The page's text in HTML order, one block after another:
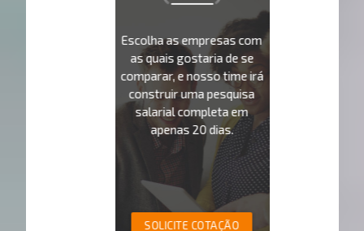
Escolha as empresas com
as quais gostaria de se
comparar, e nosso time irá
construir uma pesquisa
salarial completa em
apenas 20 dias.
SOLICITE COTAÇÃO